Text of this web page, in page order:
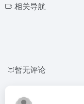
相关导航
暂无评论